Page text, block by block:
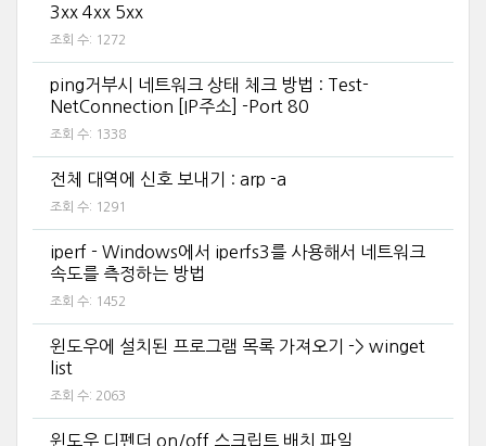
3xx 4xx 5xx
조회 수: 1272
ping거부시 네트워크 상태 체크 방법 : Test-
NetConnection [IP주소] -Port 80
조회 수: 1338
전체 대역에 신호 보내기 : arp -a
조회 수: 1291
iperf - Windows에서 iperfs3를 사용해서 네트워크
속도를 측정하는 방법
조회 수: 1452
윈도우에 설치된 프로그램 목록 가져오기 -> winget
list
조회 수: 2063
윈도우 디펜더 on/off 스크립트 배치 파일